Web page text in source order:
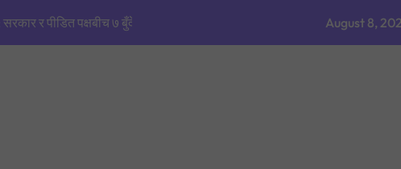
र पीडित पक्षबीच ७ बुँदे सहमति, मृतकलाई सहिद घोषणा र परिवारलाई राहत दिइने
August 8,